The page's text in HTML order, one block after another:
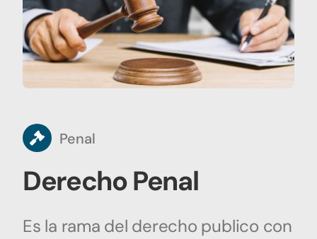
Penal
Derecho Penal
Es la rama del derecho publico con